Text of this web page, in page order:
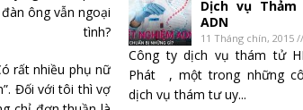
ông vẫn ngoại
tình?
rất nhiều phụ nữ
Đối với tôi thì vợ
Dịch vụ
ADN
11 Tháng chín, 2015
Công ty dịch vụ thám tử
Phát , một trong những
dịch vụ thám tư uy...